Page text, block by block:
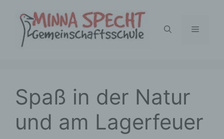
Inhalt
springen
Menü
Spaß in der Natur
und am Lagerfeuer